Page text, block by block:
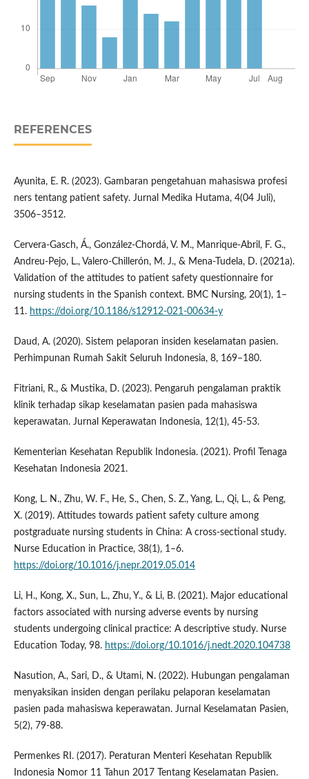
REFERENCES
Ayunita, E. R. (2023). Gambaran pengetahuan mahasiswa profesi
ners tentang patient safety. Jurnal Medika Hutama, 4(04 Juli),
3506–3512.
Cervera-Gasch, Á., González-Chordá, V. M., Manrique-Abril, F. G.,
Andreu-Pejo, L., Valero-Chillerón, M. J., & Mena-Tudela, D. (2021a).
Validation of the attitudes to patient safety questionnaire for
nursing students in the Spanish context. BMC Nursing, 20(1), 1–
11. https://doi.org/10.1186/s12912-021-00634-y
Daud, A. (2020). Sistem pelaporan insiden keselamatan pasien.
Perhimpunan Rumah Sakit Seluruh Indonesia, 8, 169–180.
Fitriani, R., & Mustika, D. (2023). Pengaruh pengalaman praktik
klinik terhadap sikap keselamatan pasien pada mahasiswa
keperawatan. Jurnal Keperawatan Indonesia, 12(1), 45-53.
Kementerian Kesehatan Republik Indonesia. (2021). Profil Tenaga
Kesehatan Indonesia 2021.
Kong, L. N., Zhu, W. F., He, S., Chen, S. Z., Yang, L., Qi, L., & Peng,
X. (2019). Attitudes towards patient safety culture among
postgraduate nursing students in China: A cross-sectional study.
Nurse Education in Practice, 38(1), 1–6.
https://doi.org/10.1016/j.nepr.2019.05.014
Li, H., Kong, X., Sun, L., Zhu, Y., & Li, B. (2021). Major educational
factors associated with nursing adverse events by nursing
students undergoing clinical practice: A descriptive study. Nurse
Education Today, 98. https://doi.org/10.1016/j.nedt.2020.104738
Nasution, A., Sari, D., & Utami, N. (2022). Hubungan pengalaman
menyaksikan insiden dengan perilaku pelaporan keselamatan
pasien pada mahasiswa keperawatan. Jurnal Keselamatan Pasien,
5(2), 79-88.
Permenkes RI. (2017). Peraturan Menteri Kesehatan Republik
Indonesia Nomor 11 Tahun 2017 Tentang Keselamatan Pasien.